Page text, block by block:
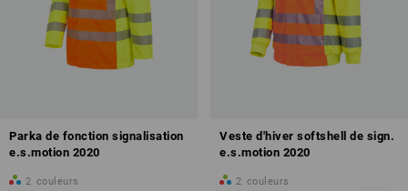
Parka de fonction signalisation
e.s.motion 2020
2 couleurs
Veste d'hiver softshell de sign.
e.s.motion 2020
2 couleurs